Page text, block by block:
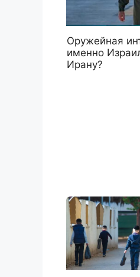
Оружейная
именно
Ирану?